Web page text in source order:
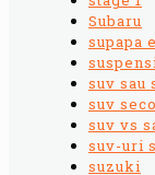
Subaru
supapa
suv sau
suv
suv vs
suv-uri
suzuki